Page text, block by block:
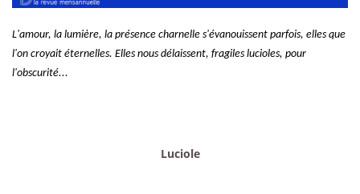
L'amour, la lumière, la présence charnelle s'évanouissent parfois, elles que
l'on croyait éternelles. Elles nous délaissent, fragiles lucioles, pour
l'obscurité...
Luciole